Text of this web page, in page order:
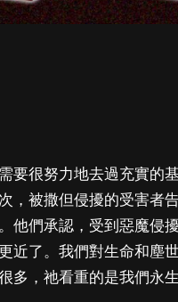
要很努力地去過充實的
，被撒但侵擾的受害者
他們承認，受到惡魔侵
了。我們對生命和塵世
多，祂看重的是我們永生